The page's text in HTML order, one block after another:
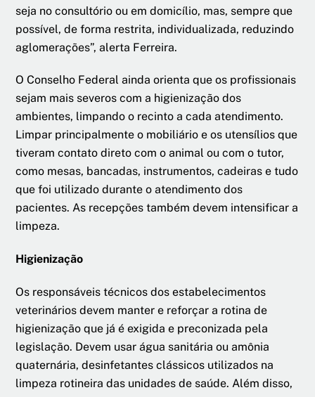
seja no consultório ou em domicílio, mas, sempre que
possível, de forma restrita, individualizada, reduzindo
aglomerações”, alerta Ferreira.
O Conselho Federal ainda orienta que os profissionais
sejam mais severos com a higienização dos
ambientes, limpando o recinto a cada atendimento.
Limpar principalmente o mobiliário e os utensílios que
tiveram contato direto com o animal ou com o tutor,
como mesas, bancadas, instrumentos, cadeiras e tudo
que foi utilizado durante o atendimento dos
pacientes. As recepções também devem intensificar a
limpeza.
Higienização
Os responsáveis técnicos dos estabelecimentos
veterinários devem manter e reforçar a rotina de
higienização que já é exigida e preconizada pela
legislação. Devem usar água sanitária ou amônia
quaternária, desinfetantes clássicos utilizados na
limpeza rotineira das unidades de saúde. Além disso,